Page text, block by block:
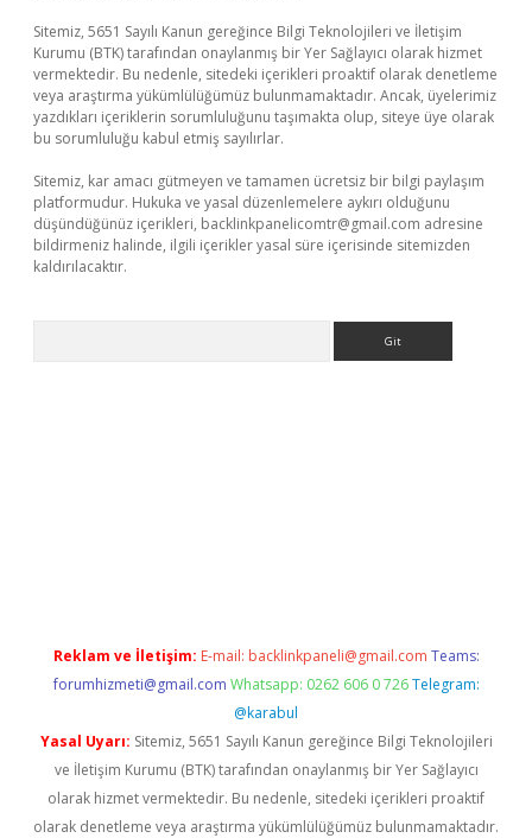
Sitemiz, 5651 Sayılı Kanun gereğince Bilgi Teknolojileri ve İletişim
Kurumu (BTK) tarafından onaylanmış bir Yer Sağlayıcı olarak hizmet
vermektedir. Bu nedenle, sitedeki içerikleri proaktif olarak denetleme
veya araştırma yükümlülüğümüz bulunmamaktadır. Ancak, üyelerimiz
yazdıkları içeriklerin sorumluluğunu taşımakta olup, siteye üye olarak
bu sorumluluğu kabul etmiş sayılırlar.
Sitemiz, kar amacı gütmeyen ve tamamen ücretsiz bir bilgi paylaşım
platformudur. Hukuka ve yasal düzenlemelere aykırı olduğunu
düşündüğünüz içerikleri, backlinkpanelicomtr@gmail.com adresine
bildirmeniz halinde, ilgili içerikler yasal süre içerisinde sitemizden
kaldırılacaktır.
Reklam ve İletişim: E-mail: backlinkpaneli@gmail.com Teams:
forumhizmeti@gmail.com Whatsapp: 0262 606 0 726 Telegram:
@karabul
Yasal Uyarı: Sitemiz, 5651 Sayılı Kanun gereğince Bilgi Teknolojileri
ve İletişim Kurumu (BTK) tarafından onaylanmış bir Yer Sağlayıcı
olarak hizmet vermektedir. Bu nedenle, sitedeki içerikleri proaktif
olarak denetleme veya araştırma yükümlülüğümüz bulunmamaktadır.